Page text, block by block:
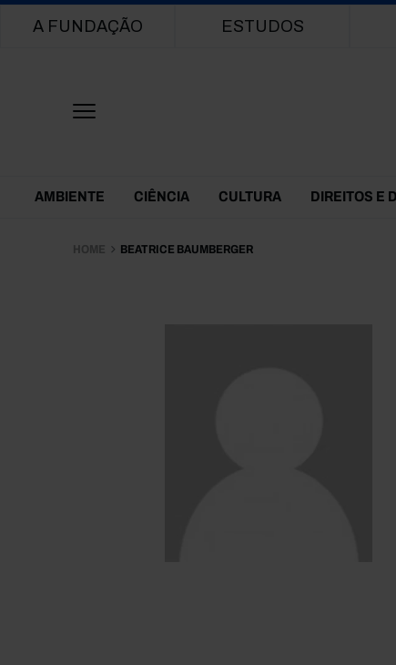
Main navigation
A FUNDAÇÃO ESTUDOS
Themes Menu
AMBIENTE CIÊNCIA CULTURA DIREITOS E
HOME BEATRICE BAUMBERGER